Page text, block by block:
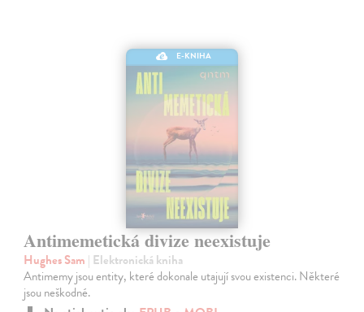
E-KNIHA
Antimemetická divize neexistuje
Hughes Sam | Elektronická kniha
Antimemy jsou entity, které dokonale utajují svou existenci. Některé
jsou neškodné.